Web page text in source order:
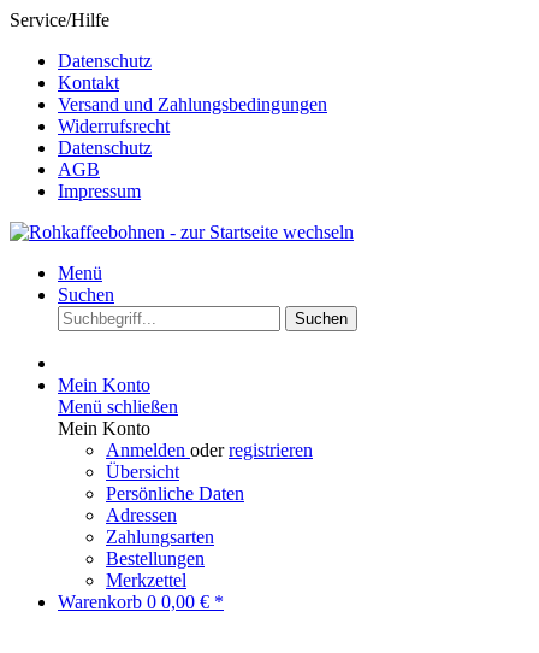
Service/Hilfe
Datenschutz
Kontakt
Versand und Zahlungsbedingungen
Widerrufsrecht
Datenschutz
AGB
Impressum
Menü
Suchen
Suchen
Mein Konto
Menü schließen
Mein Konto
Anmelden oderregistrieren
Übersicht
Persönliche Daten
Adressen
Zahlungsarten
Bestellungen
Merkzettel
Warenkorb 0 0,00 € *